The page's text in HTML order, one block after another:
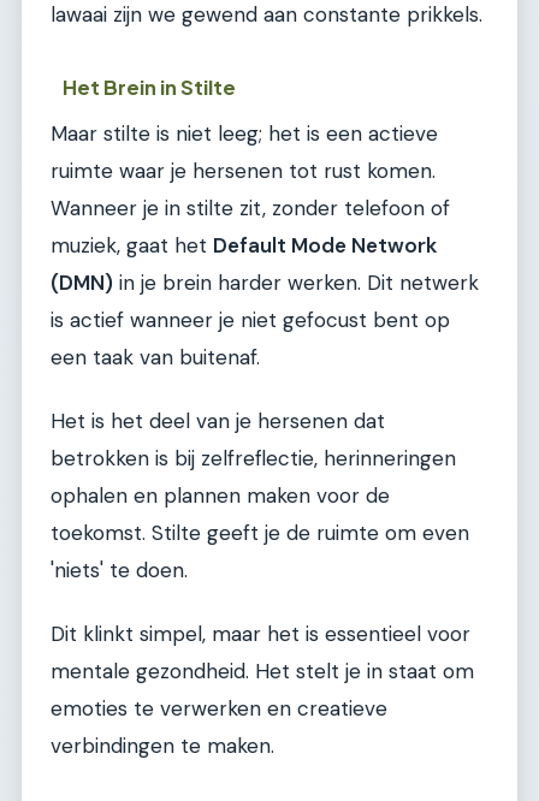
lawaai zijn we gewend aan constante prikkels.
Het Brein in Stilte
Maar stilte is niet leeg; het is een actieve
ruimte waar je hersenen tot rust komen.
Wanneer je in stilte zit, zonder telefoon of
muziek, gaat het Default Mode Network
(DMN) in je brein harder werken. Dit netwerk
is actief wanneer je niet gefocust bent op
een taak van buitenaf.
Het is het deel van je hersenen dat
betrokken is bij zelfreflectie, herinneringen
ophalen en plannen maken voor de
toekomst. Stilte geeft je de ruimte om even
'niets' te doen.
Dit klinkt simpel, maar het is essentieel voor
mentale gezondheid. Het stelt je in staat om
emoties te verwerken en creatieve
verbindingen te maken.